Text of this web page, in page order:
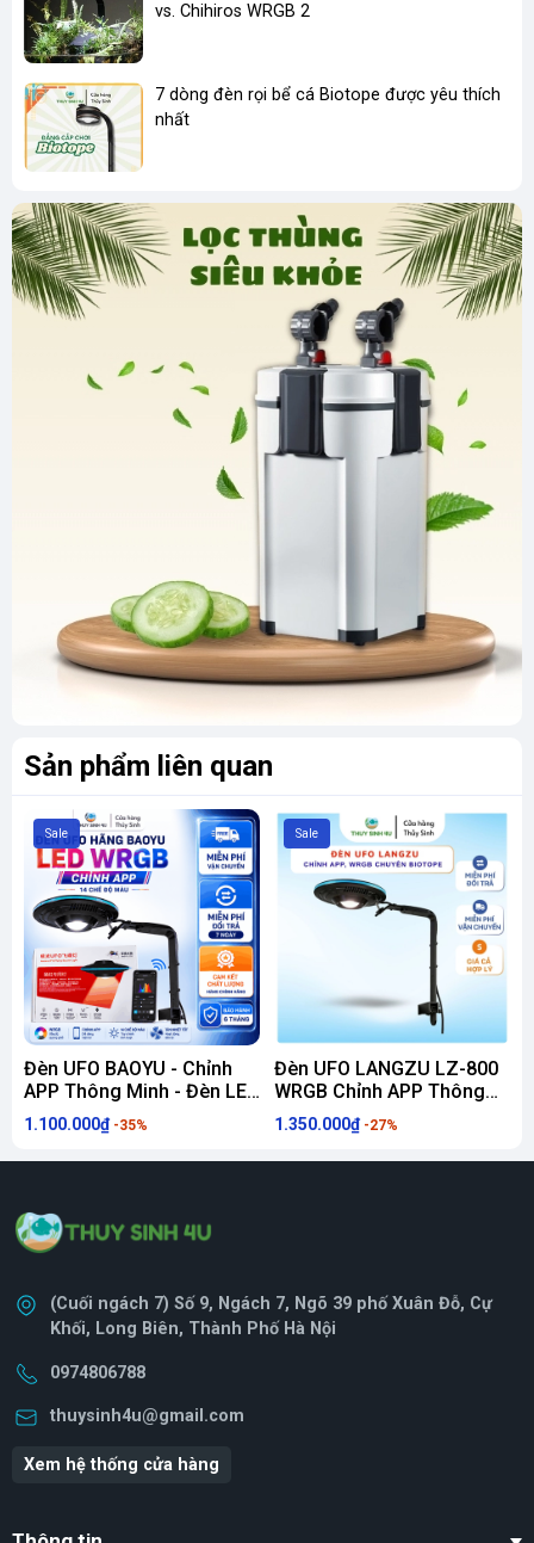
Ưu điểm
Đây là dòng sản phẩm cao cấp với thiết kế khung nhôm
được cắt cực kỳ đẹp và sắc nét. - Chế độ thay đổi góc độ
sáng linh động.
Thiết kế độc đáo và sang trọng.
Đây là chiếc đèn rọi biotop được thiết kế chất lượng cực
kỳ cao và sang trọng, nên mọi người đừng so sánh giá cả
với mấy loại đèn rọi giá rẻ khác.
Mọi người cầm sản phẩm sẽ thấy sự khác biệt thật sự rất
lớn. Và quan trọng của chiếc đèn rọi bể cá này chính là nó
rất đẹp và sang trọng.
vs. Chihiros WRGB 2
7 dòng đèn rọi bể cá Biotope được yêu thích
nhất
Sản phẩm liên quan
Sale
Đèn UFO BAOYU - Chỉnh
APP Thông Minh - Đèn LED
Bể Cá Thủy Sinh, Biotope
(90W)
1.100.000₫ -35%
Sale
Đèn UFO LANGZU LZ-800
WRGB Chỉnh APP Thông
Minh - Đèn LED Bể Cá
Thủy Sinh, Biotope (90W)
1.350.000₫ -27%
(Cuối ngách 7) Số 9, Ngách 7, Ngõ 39 phố Xuân Đỗ, Cự
Khối, Long Biên, Thành Phố Hà Nội
0974806788
thuysinh4u@gmail.com
Xem hệ thống cửa hàng